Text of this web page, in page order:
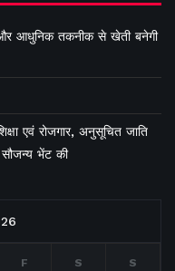
और आधुनिक तकनीक से खेती बनेगी
एवं रोजगार, अनुसूचित जाति
भेंट की
F S S